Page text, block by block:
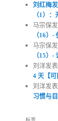
刘红梅
（1）：
马宗保
（16）
马宗保
（15）
刘洋发
4 天【可
刘洋发
习惯与
标签